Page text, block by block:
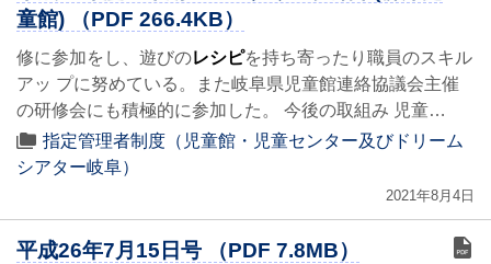
童館) （PDF 266.4KB）
修に参加をし、遊びのレシピを持ち寄ったり職員のスキル
アッ プに努めている。また岐阜県児童館連絡協議会主催
の研修会にも積極的に参加した。 今後の取組み 児童…
指定管理者制度（児童館・児童センター及びドリーム
シアター岐阜）
2021年8月4日
平成26年7月15日号 （PDF 7.8MB）